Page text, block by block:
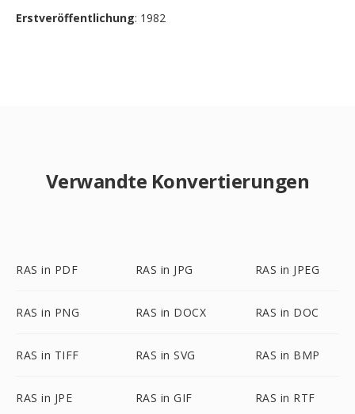
Erstveröffentlichung: 1982
Verwandte Konvertierungen
RAS in PDF RAS in JPG RAS in JPEG
RAS in PNG RAS in DOCX RAS in DOC
RAS in TIFF RAS in SVG RAS in BMP
RAS in JPE RAS in GIF RAS in RTF